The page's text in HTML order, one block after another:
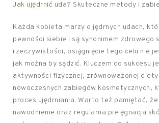
Jak ujędrnić uda? Skuteczne metody i
Każda kobieta marzy o jędrnych udach,
pewności siebie i są synonimem zdrowego
rzeczywistości, osiągnięcie tego celu nie
jak można by sądzić. Kluczem do sukcesu
aktywności fizycznej, zrównoważonej
nowoczesnych zabiegów kosmetycznych,
proces ujędrniania. Warto też pamiętać,
nawodnienie oraz regularna pielęgnacja